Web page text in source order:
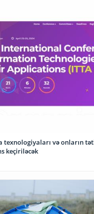
texnologiyaları və onların
keçiriləcək